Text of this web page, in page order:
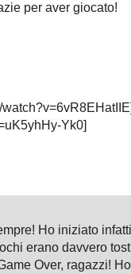
per aver giocato!
Yk0]
Ho iniziato
erano davvero
Over, ragazzi!